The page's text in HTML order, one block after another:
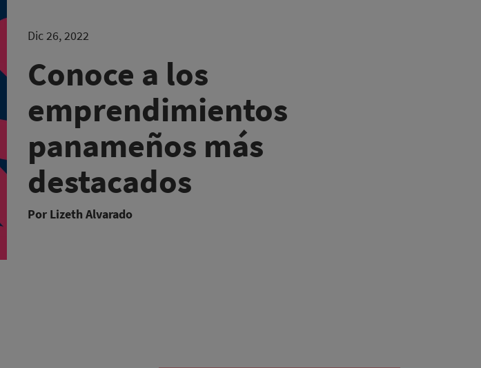
Dic 26, 2022
Conoce a los
emprendimientos
panameños más
destacados​
Por Lizeth Alvarado